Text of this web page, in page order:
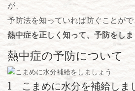
が、
予防法を知っていれば防ぐことがで
熱中症を正しく知って、予防をしま
熱中症の予防について
1 こまめに水分を補給しま